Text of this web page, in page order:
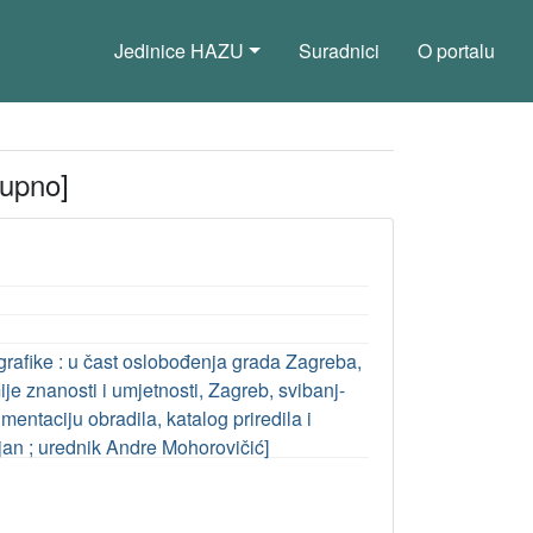
Jedinice HAZU Suradnici O portalu
: u čast oslobođenja grada Zagreba,
znanosti i umjetnosti, Zagreb, svibanj-
obradila, katalog priredila i
; urednik Andre Mohorovičić]